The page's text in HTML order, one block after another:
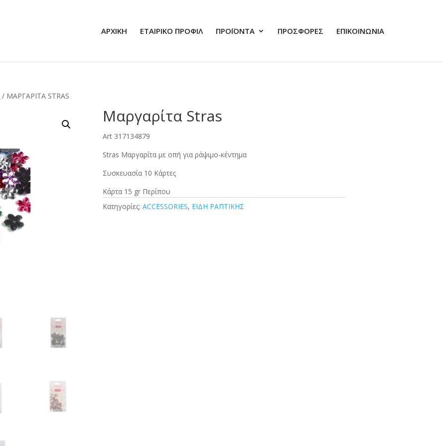
ΑΡΧΙΚΗ ΕΤΑΙΡΙΚΟ ΠΡΟΦΙΛ ΠΡΟΪΟΝΤΑ ΠΡΟΣΦΟΡΕΣ ΕΠΙΚΟΙΝΩΝΙΑ
/ ΜΑΡΓΑΡΊΤΑ STRAS
Μαργαρίτα Stras
Art 317134879
Stras Μαργαρίτα με οπή για ράψιμο-κέντημα
Συσκευασία 10 Κάρτες
Κάρτα 15 gr Περίπου
Κατηγορίες: ACCESSORIES, ΕΙΔΗ ΡΑΠΤΙΚΗΣ